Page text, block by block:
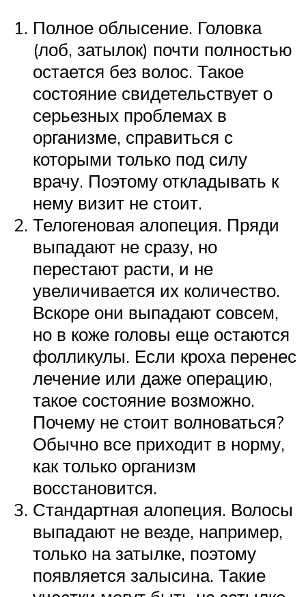
Полное облысение. Головка
(лоб, затылок) почти полностью
остается без волос. Такое
состояние свидетельствует о
серьезных проблемах в
организме, справиться с
которыми только под силу
врачу. Поэтому откладывать к
нему визит не стоит.
Телогеновая алопеция. Пряди
выпадают не сразу, но
перестают расти, и не
увеличивается их количество.
Вскоре они выпадают совсем,
но в коже головы еще остаются
фолликулы. Если кроха перенес
лечение или даже операцию,
такое состояние возможно.
Почему не стоит волноваться?
Обычно все приходит в норму,
как только организм
восстановится.
Стандартная алопеция. Волосы
выпадают не везде, например,
только на затылке, поэтому
появляется залысина. Такие